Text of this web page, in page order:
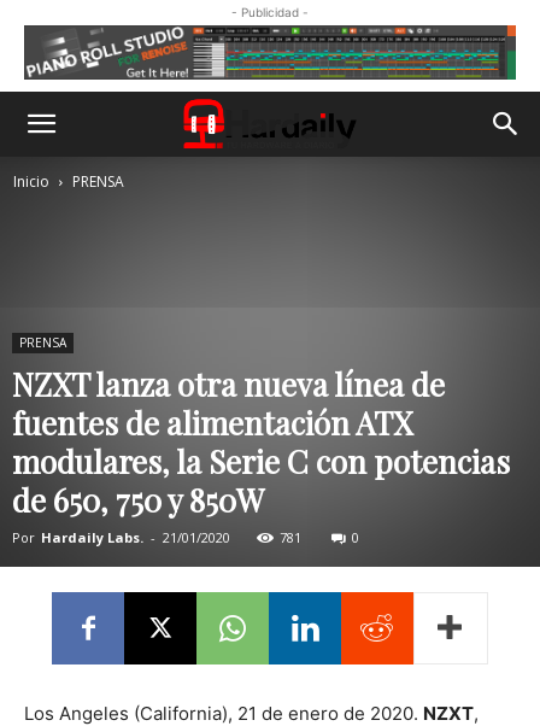
- Publicidad -
Inicio PRENSA
PRENSA
NZXT lanza otra nueva línea de
fuentes de alimentación ATX
modulares, la Serie C con potencias
de 650, 750 y 850W
Por Hardaily Labs. - 21/01/2020 781 0
Los Angeles (California), 21 de enero de 2020. NZXT,